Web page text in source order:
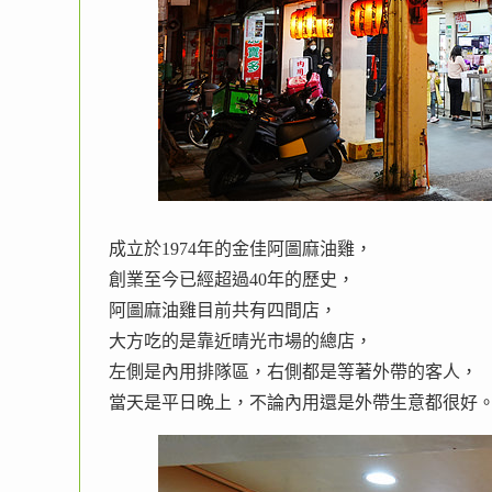
成立於1974年的金佳阿圖麻油雞，
創業至今已經超過40年的歷史，
阿圖麻油雞目前共有四間店，
大方吃的是靠近晴光市場的總店，
左側是內用排隊區，右側都是等著外帶的客人，
當天是平日晚上，不論內用還是外帶生意都很好